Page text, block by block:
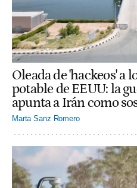
Oleada de 'hackeos' a
potable de EEUU: la
apunta a Irán como
Marta Sanz Romero